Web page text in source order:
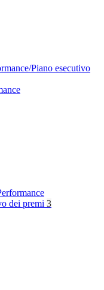
Piano esecutivo
dei premi 3